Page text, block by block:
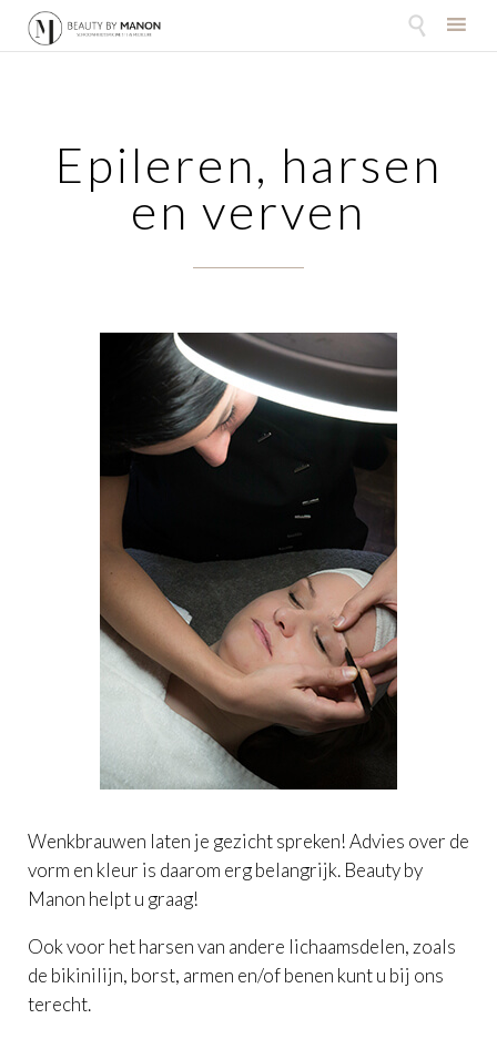

Epileren, harsen
en verven
Wenkbrauwen laten je gezicht spreken! Advies over de
vorm en kleur is daarom erg belangrijk. Beauty by
Manon helpt u graag!
Ook voor het harsen van andere lichaamsdelen, zoals
de bikinilijn, borst, armen en/of benen kunt u bij ons
terecht.